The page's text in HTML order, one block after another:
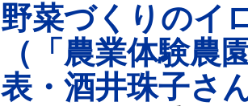
野菜づくりのイ
（「農業体験農
表・酒井珠子さ